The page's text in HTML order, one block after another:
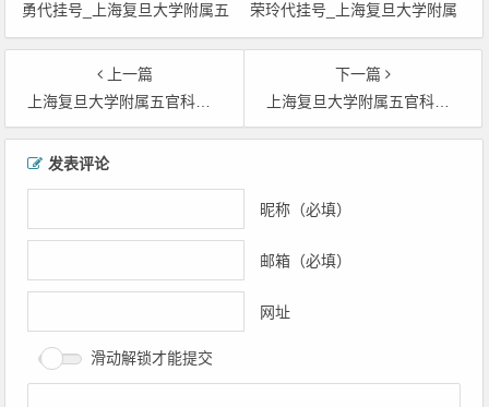
勇代挂号_上海复旦大学附属五
官科医院施勇网上预约挂号_上
海复旦大学附属五官科施勇门诊
时间_上海复旦大学看咽喉最好
荣玲代挂号_上海复旦大学附属
五官科医院倪荣玲网上预约挂号
_上海复旦大学附属五官科倪荣
玲门诊时间_上海复旦大学看咽
上一篇
上海复旦大学附属五官科医院臧朝平代挂号_上海复旦大学附属五官科医院臧朝平网上预约挂号_上海复旦大学附属五官科臧朝平门诊时间_上海复旦大学看鼻炎最好的医生臧朝平
下一篇
上海复旦大学附属五官科医院王宇澄代挂号_上海复旦大学附属五官科医院王宇澄网上预约挂号_上海复旦大学附属五官科王宇澄门诊时间_上海复旦大学看咽喉最好的医生王宇澄
文章导航
发表评论
昵称（必填）
邮箱（必填）
网址
滑动解锁才能提交